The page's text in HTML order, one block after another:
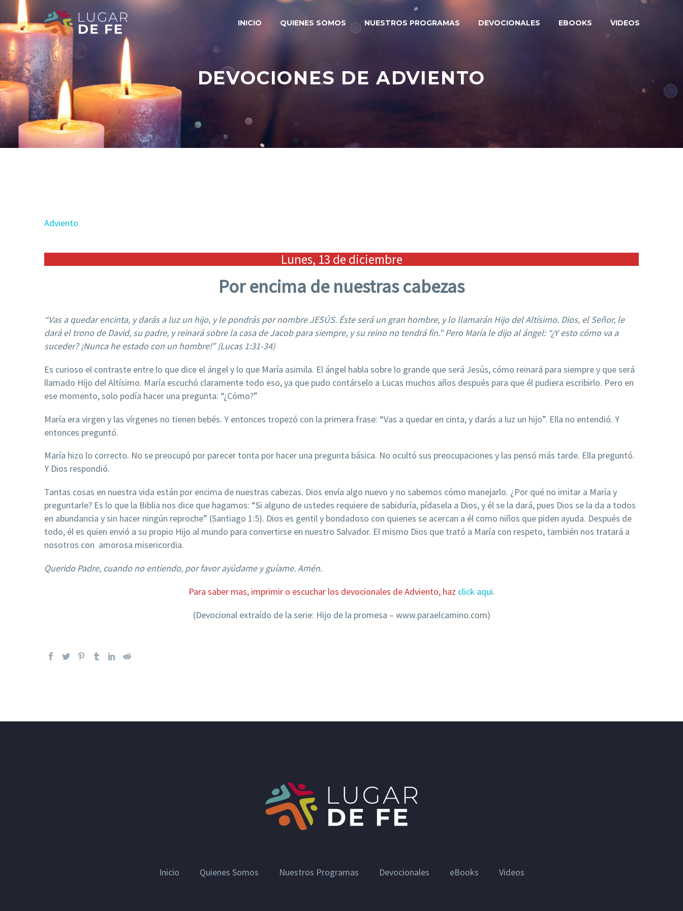
INICIO QUIENES SOMOS NUESTROS PROGRAMAS DEVOCIONALES EBOOKS VIDEOS
DEVOCIONES DE ADVIENTO
Adviento
Lunes, 13 de diciembre
Por encima de nuestras cabezas
“Vas a quedar encinta, y darás a luz un hijo, y le pondrás por nombre JESÚS. Éste será un gran hombre, y lo llamarán Hijo del Altísimo. Dios, el Señor, le
dará el trono de David, su padre, y reinará sobre la casa de Jacob para siempre, y su reino no tendrá fin.” Pero María le dijo al ángel: “¿Y esto cómo va a
suceder? ¡Nunca he estado con un hombre!” (Lucas 1:31-34)
Es curioso el contraste entre lo que dice el ángel y lo que María asimila. El ángel habla sobre lo grande que será Jesús, cómo reinará para siempre y que será
llamado Hijo del Altísimo. María escuchó claramente todo eso, ya que pudo contárselo a Lucas muchos años después para que él pudiera escribirlo. Pero en
ese momento, solo podía hacer una pregunta: “¿Cómo?”
María era virgen y las vírgenes no tienen bebés. Y entonces tropezó con la primera frase: “Vas a quedar en cinta, y darás a luz un hijo”. Ella no entendió. Y
entonces preguntó.
María hizo lo correcto. No se preocupó por parecer tonta por hacer una pregunta básica. No ocultó sus preocupaciones y las pensó más tarde. Ella preguntó.
Y Dios respondió.
Tantas cosas en nuestra vida están por encima de nuestras cabezas. Dios envía algo nuevo y no sabemos cómo manejarlo. ¿Por qué no imitar a María y
preguntarle? Es lo que la Biblia nos dice que hagamos: “Si alguno de ustedes requiere de sabiduría, pídasela a Dios, y él se la dará, pues Dios se la da a todos
en abundancia y sin hacer ningún reproche” (Santiago 1:5). Dios es gentil y bondadoso con quienes se acercan a él como niños que piden ayuda. Después de
todo, él es quien envió a su propio Hijo al mundo para convertirse en nuestro Salvador. El mismo Dios que trató a María con respeto, también nos tratará a
nosotros con amorosa misericordia.
Querido Padre, cuando no entiendo, por favor ayúdame y guíame. Amén.
Para saber mas, imprimir o escuchar los devocionales de Adviento, haz click aqui.
(Devocional extraído de la serie: Hijo de la promesa – www.paraelcamino.com)
Inicio Quienes Somos Nuestros Programas Devocionales eBooks Videos